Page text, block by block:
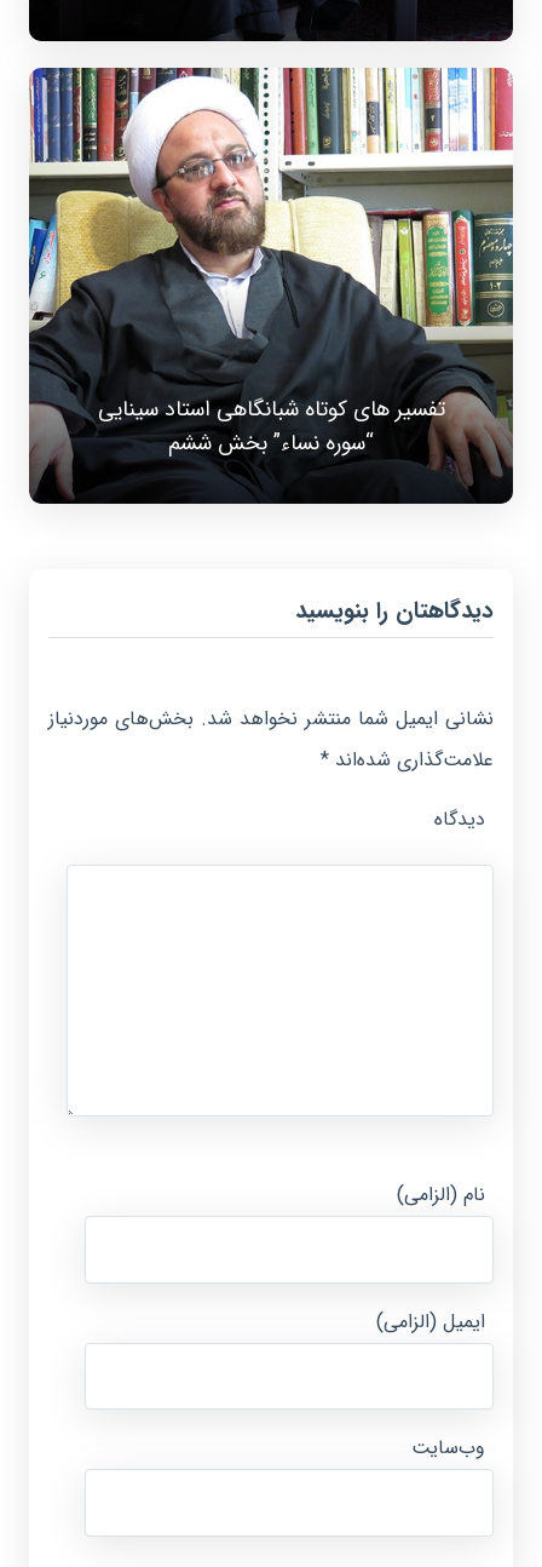
تفسیر های کوتاه شبانگاهی استاد سینایی
“سوره نساء” بخش ششم
دیدگاهتان را بنویسید
نشانی ایمیل شما منتشر نخواهد شد. بخش‌های موردنیاز
علامت‌گذاری شده‌اند*
دیدگاه
نام (الزامی)
ایمیل (الزامی)
وب‌سایت